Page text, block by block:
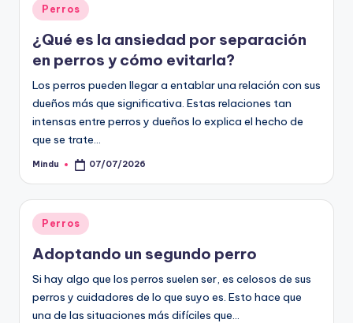
Publicado
en
Perros
¿Qué es la ansiedad por separación
en perros y cómo evitarla?
Los perros pueden llegar a entablar una relación con sus
dueños más que significativa. Estas relaciones tan
intensas entre perros y dueños lo explica el hecho de
que se trate…
Publicado
Mindu 07/07/2026
Publicado
en
Perros
Adoptando un segundo perro
Si hay algo que los perros suelen ser, es celosos de sus
perros y cuidadores de lo que suyo es. Esto hace que
una de las situaciones más difíciles que…